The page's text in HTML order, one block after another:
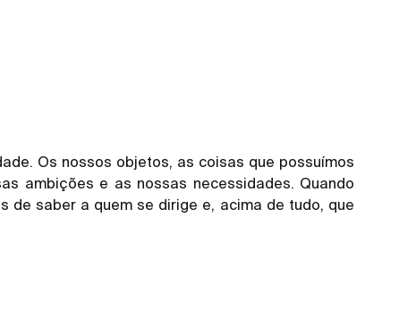
Os nossos objetos, as coisas que possuímos
ambições e as nossas necessidades. Quando
de saber a quem se dirige e, acima de tudo, que